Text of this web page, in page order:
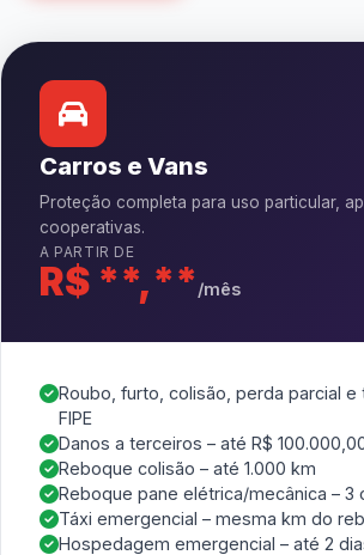
Carros e Vans
Proteção completa para uso particular,
cooperativas.
A PARTIR DE
R$ **,** /mês
Roubo, furto, colisão, perda parcial e
FIPE
Danos a terceiros – até R$
Reboque colisão – até 1.000 km
Reboque pane elétrica/mecânica – 3
Táxi emergencial – mesma km do
Hospedagem emergencial – até 2